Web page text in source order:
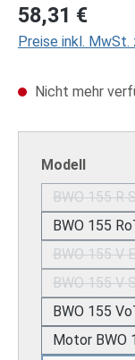
Regulärer Preis:
58,31 €
Preise inkl.
Nicht mehr
Modell
BWO 155 R
BWO 155
BWO 155 V
BWO 155 V
BWO 155
Motor BWO